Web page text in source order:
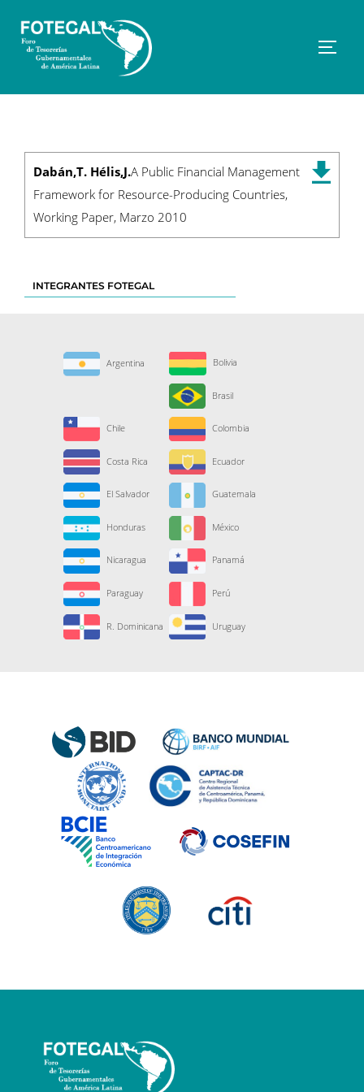
contenido
Dabán,T. Hélis,J.A Public Financial Management
Framework for Resource-Producing Countries,
Working Paper, Marzo 2010
INTEGRANTES FOTEGAL
Argentina Bolivia
Brasil
Chile Colombia
Costa Rica Ecuador
El Salvador Guatemala
Honduras México
Nicaragua Panamá
Paraguay Perú
R. Dominicana Uruguay